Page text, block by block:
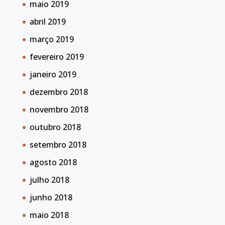
maio 2019
abril 2019
março 2019
fevereiro 2019
janeiro 2019
dezembro 2018
novembro 2018
outubro 2018
setembro 2018
agosto 2018
julho 2018
junho 2018
maio 2018